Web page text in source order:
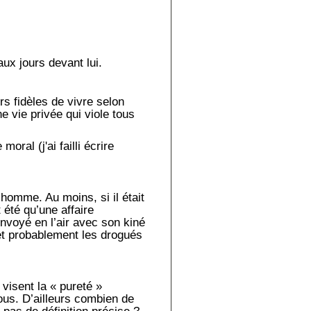
jours devant lui.
fidèles de vivre selon
vie privée qui viole tous
moral (j'ai failli écrire
Au moins, si il était
qu’une affaire
en l’air avec son kiné
probablement les drogués
la « pureté »
D’ailleurs combien de